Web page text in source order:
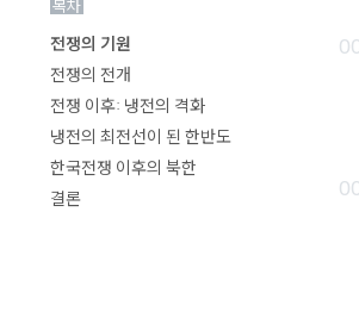
목차
전쟁의 기원
전쟁의 전개
전쟁 이후: 냉전의 격화
냉전의 최전선이 된 한반도
한국전쟁 이후의 북한
결론